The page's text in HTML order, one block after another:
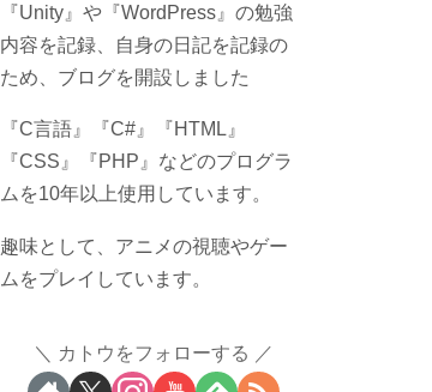
『Unity』や『WordPress』の勉強
内容を記録、自身の日記を記録の
ため、ブログを開設しました
『C言語』『C#』『HTML』
『CSS』『PHP』などのプログラ
ムを10年以上使用しています。
趣味として、アニメの視聴やゲー
ムをプレイしています。
カトウをフォローする